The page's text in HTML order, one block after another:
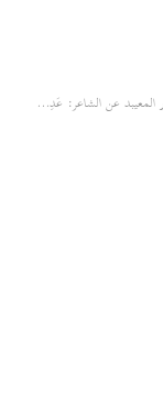
عن الشاعر: عَدِ…